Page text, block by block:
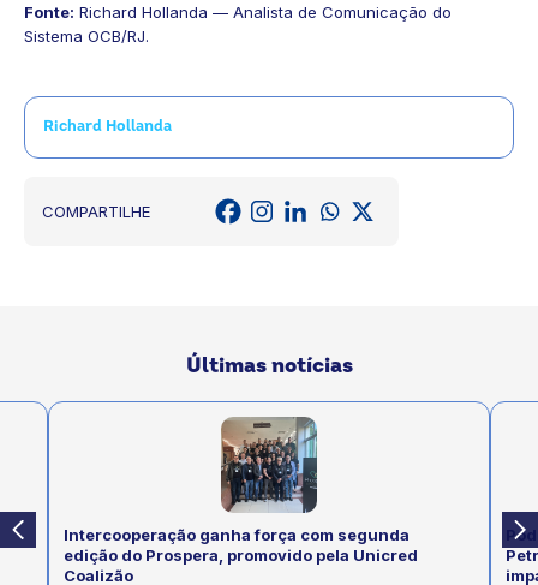
Fonte: Richard Hollanda — Analista de Comunicação do
Sistema OCB/RJ.
Richard Hollanda
COMPARTILHE
Últimas notícias
Intercooperação ganha força com segunda
edição do Prospera, promovido pela Unicred
Coalizão